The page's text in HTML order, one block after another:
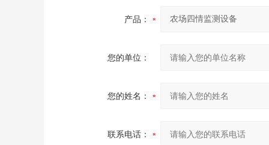
产品：
您的单位：
您的姓名：
联系电话：